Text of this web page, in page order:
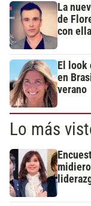
La
de
con
El look
en
verano
Lo más